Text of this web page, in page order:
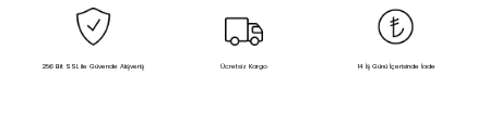
256 Bit SSL ile Güvende Alışveriş Ücretsiz Kargo 14 İş Günü İçerisinde İade